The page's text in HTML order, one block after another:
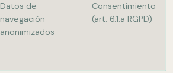
Datos de
navegación
anonimizados
Consentimiento
(art. 6.1.a RGPD)